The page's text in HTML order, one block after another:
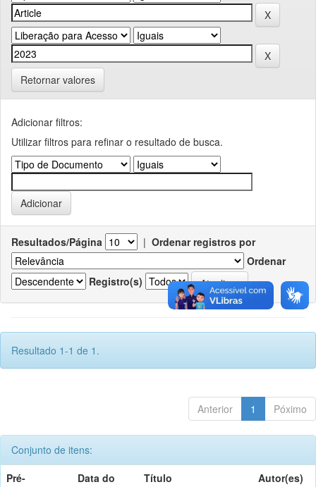
Retornar valores
Adicionar filtros:
Utilizar filtros para refinar o resultado de busca.
Resultados/Página | Ordenar registros por
Ordenar
Registro(s)
Resultado 1-1 de 1.
Anterior 1 Póximo
Conjunto de itens:
Pré-
Data do
Título Autor(es)